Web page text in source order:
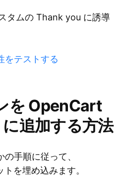
タムの Thank you に誘導
をテストする
を OpenCart
追加する方法
手順に従って、
を埋め込みます。